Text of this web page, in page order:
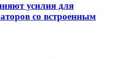
усилия для
со встроенным